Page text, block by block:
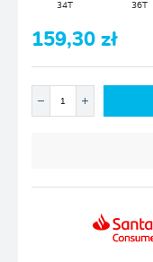
34T 36T
159,30 zł